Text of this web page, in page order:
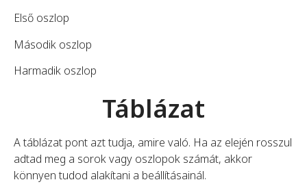
Első oszlop
Második oszlop
Harmadik oszlop
Táblázat
A táblázat pont azt tudja, amire való. Ha az elején rosszul
adtad meg a sorok vagy oszlopok számát, akkor
könnyen tudod alakítani a beállításainál.